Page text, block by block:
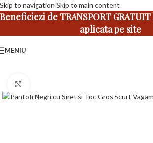
Skip to navigation Skip to main content
Beneficiezi de TRANSPORT
aplicata pe site
MENIU